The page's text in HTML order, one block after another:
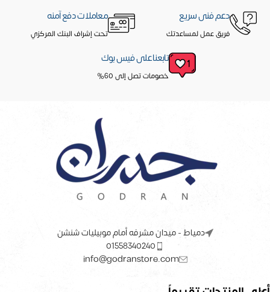
دعم فنى سريع
فريق عمل لمساعدتك
معاملات دفع آمنه
تحت إشراف البنك المركزي
تابعنا على فيس بوك
خصومات تصل إلى 60%
دمياط - ميدان مشرفه أمام موبيليات شنشن
01558340240
info@godranstore.com